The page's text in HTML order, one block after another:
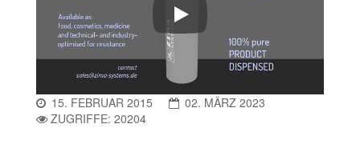
So funktioniert eine Aerosoldose (
15. FEBRUAR 2015
02. MÄRZ 2023
ZUGRIFFE: 20204